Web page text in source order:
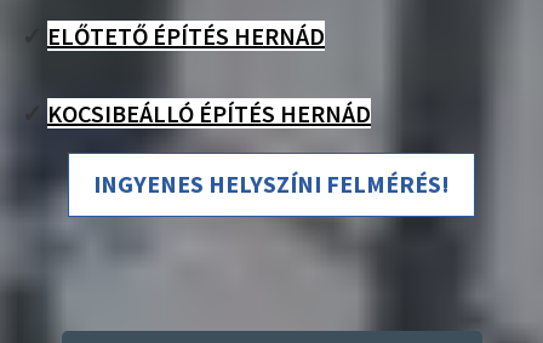
✓ ELŐTETŐ ÉPÍTÉS HERNÁD
✓ KOCSIBEÁLLÓ ÉPÍTÉS HERNÁD
INGYENES HELYSZÍNI FELMÉRÉS!